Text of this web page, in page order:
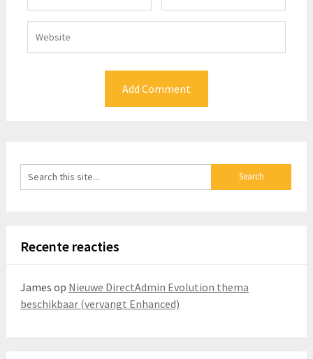
Recente reacties
James op Nieuwe DirectAdmin Evolution thema
beschikbaar (vervangt Enhanced)